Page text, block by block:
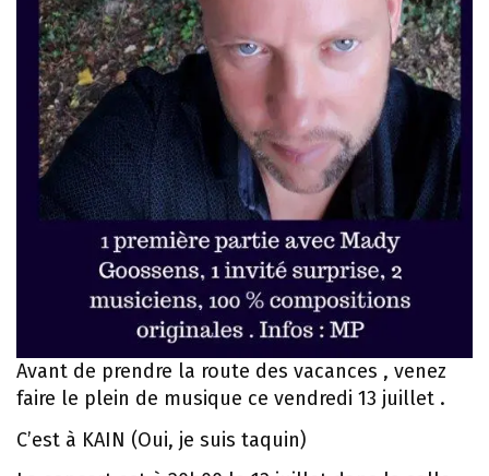
Avant de prendre la route des vacances , venez
faire le plein de musique ce vendredi 13 juillet .
C’est à KAIN (Oui, je suis taquin)